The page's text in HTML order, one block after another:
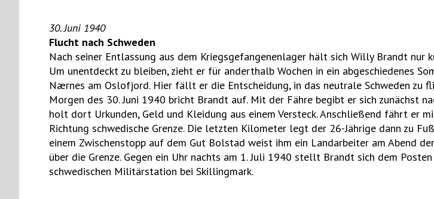
30. Juni 1940
Flucht nach Schweden
Nach seiner Entlassung aus dem Kriegsgefangenenlager hält sich Willy Brandt nur
Um unentdeckt zu bleiben, zieht er für anderthalb Wochen in ein abgeschiedenes
Nærnes am Oslofjord. Hier fällt er die Entscheidung, in das neutrale Schweden zu
Morgen des 30. Juni 1940 bricht Brandt auf. Mit der Fähre begibt er sich zunächst
holt dort Urkunden, Geld und Kleidung aus einem Versteck. Anschließend fährt er
Richtung schwedische Grenze. Die letzten Kilometer legt der 26-Jährige dann zu
einem Zwischenstopp auf dem Gut Bolstad weist ihm ein Landarbeiter am Abend
über die Grenze. Gegen ein Uhr nachts am 1. Juli 1940 stellt Brandt sich dem
schwedischen Militärstation bei Skillingmark.